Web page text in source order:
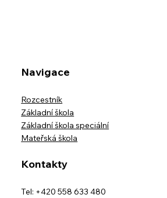
Navigace
Rozcestník
Základní škola
Základní škola speciální
Mateřská škola
Kontakty
Tel: +420 558 633 480